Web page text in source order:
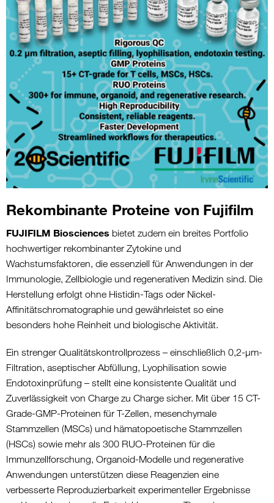
Rekombinante Proteine von Fujifilm
FUJIFILM Biosciences bietet zudem ein breites Portfolio
hochwertiger rekombinanter Zytokine und
Wachstumsfaktoren, die essenziell für Anwendungen in der
Immunologie, Zellbiologie und regenerativen Medizin sind. Die
Herstellung erfolgt ohne Histidin-Tags oder Nickel-
Affinitätschromatographie und gewährleistet so eine
besonders hohe Reinheit und biologische Aktivität.
Ein strenger Qualitätskontrollprozess – einschließlich 0,2-µm-
Filtration, aseptischer Abfüllung, Lyophilisation sowie
Endotoxinprüfung – stellt eine konsistente Qualität und
Zuverlässigkeit von Charge zu Charge sicher. Mit über 15 CT-
Grade-GMP-Proteinen für T-Zellen, mesenchymale
Stammzellen (MSCs) und hämatopoetische Stammzellen
(HSCs) sowie mehr als 300 RUO-Proteinen für die
Immunzellforschung, Organoid-Modelle und regenerative
Anwendungen unterstützen diese Reagenzien eine
verbesserte Reproduzierbarkeit experimenteller Ergebnisse